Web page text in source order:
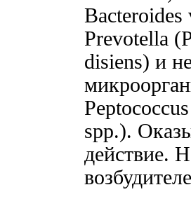
Prevotella
disiens) и
spp.).
действие.